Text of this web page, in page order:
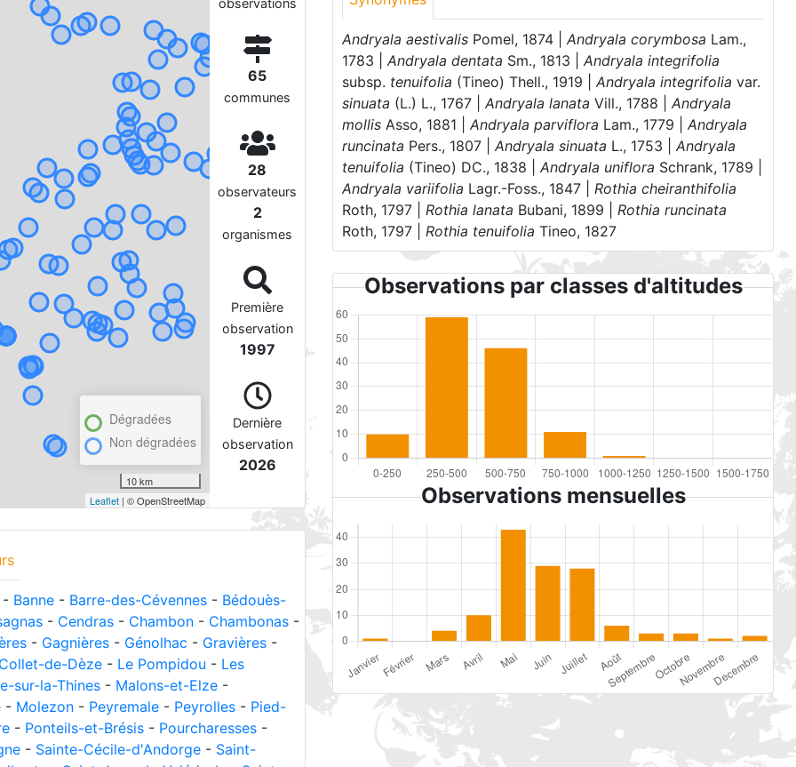
Dégradées
Non dégradées
10 km
Leaflet| © OpenStreetMap
65
communes
28
observateurs
2
organismes
Première
observation
1997
Dernière
observation
2026
Banne - Barre-des-Cévennes - Bédouès-
- Cendras - Chambon - Chambonas -
- Gagnières - Génolhac - Gravières -
de-Dèze - Le Pompidou - Les
sur-la-Thines - Malons-et-Elze -
- Molezon - Peyremale - Peyrolles - Pied-
- Ponteils-et-Brésis - Pourcharesses -
- Sainte-Cécile-d'Andorge - Saint-
Andryala aestivalis Pomel, 1874 |Andryala corymbosa Lam.,
1783 |Andryala dentata Sm., 1813 |Andryala integrifolia
subsp. tenuifolia (Tineo) Thell., 1919 |Andryala integrifoliavar.
sinuata (L.) L., 1767 |Andryala lanata Vill., 1788 |Andryala
mollis Asso, 1881 |Andryala parviflora Lam., 1779 |Andryala
runcinata Pers., 1807 |Andryala sinuata L., 1753 |Andryala
tenuifolia (Tineo) DC., 1838 |Andryala uniflora Schrank, 1789 |
Andryala variifolia Lagr.-Foss., 1847 |Rothia cheiranthifolia
Roth, 1797 |Rothia lanata Bubani, 1899 |Rothia runcinata
Roth, 1797 |Rothia tenuifolia Tineo, 1827
Observations par classes d'altitudes
Observations mensuelles